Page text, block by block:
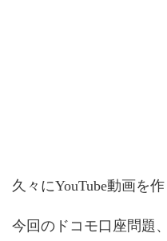
久々にYouTube動画を作
今回のドコモ口座問題